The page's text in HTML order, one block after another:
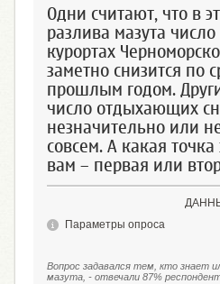
Одни считают, что в
разлива мазута
курортах
заметно снизится по
прошлым годом.
число отдыхающих
незначительно или
совсем. А какая
вам – первая или
Параметры опроса
Вопрос задавался тем, кто знает
мазута, - отвечали 87%